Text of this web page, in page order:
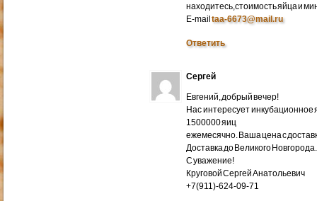
находитесь,стоимость яйца и
E-mailtaa-6673@mail.ru
Ответить
Сергей
Евгений, добрый вечер!
Нас интересует инкубационное
1500000 яиц
ежемесячно. Ваша цена с
Доставка до Великого Новгорода.
С уважение!
Круговой Сергей Анатольевич
+7(911)-624-09-71